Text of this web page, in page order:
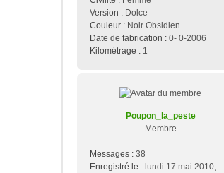
Version : Dolce
Couleur : Noir Obsidien
Date de fabrication : 0- 0-2006
Kilométrage : 1
Poupon_la_peste
Membre
Messages : 38
Enregistré le : lundi 17 mai 2010,